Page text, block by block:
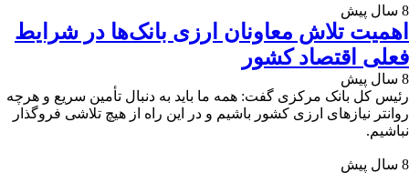
8 سال پیش
اهمیت تلاش معاونان ارزی بانک‌ها در شرایط
فعلی اقتصاد کشور
8 سال پیش
رئیس کل بانک مرکزی گفت: همه ما باید به دنبال تأمین سریع و هرچه
روانتر نیازهای ارزی کشور باشیم و در این راه از هیچ تلاشی فروگذار
نباشیم.
8 سال پیش